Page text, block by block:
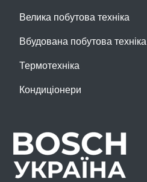
Велика побутова техніка
Вбудована побутова техніка
Термотехніка
Кондиціонери